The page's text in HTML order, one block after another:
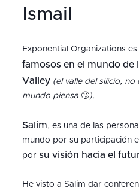
Ismail
Exponential Organizations es
famosos en el mundo de
Valley (el valle del silicio,
mundo piensa 🙄).
Salim, es una de las
mundo por su participación
por su visión hacia el
He visto a Salim dar